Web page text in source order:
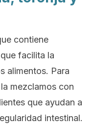
contiene
facilita la
alimentos. Para
mezclamos con
que ayudan a
intestinal.